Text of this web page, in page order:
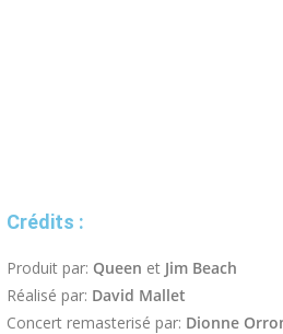
Crédits :
Produit par: Queen et Jim Beach
Réalisé par: David Mallet
Concert remasterisé par: Dionne